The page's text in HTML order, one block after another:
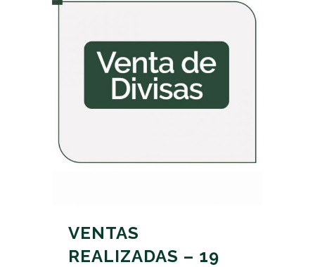
VENTAS
REALIZADAS – 19